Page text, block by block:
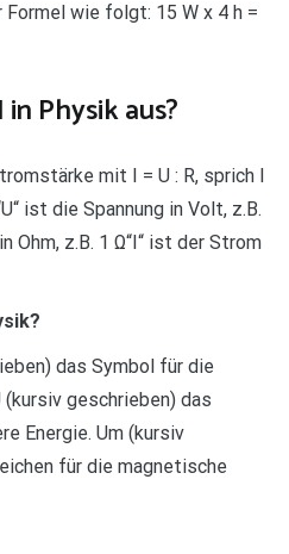
wie folgt: 15 W x 4 h =
Physik aus?
mit I = U : R, sprich I
ist die Spannung in Volt, z.B.
Ohm, z.B. 1 Ω“I“ ist der Strom
das Symbol für die
geschrieben) das
Energie. Um (kursiv
für die magnetische